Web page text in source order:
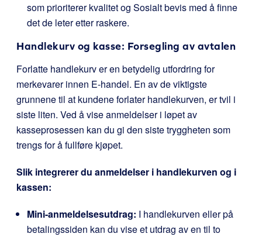
som prioriterer kvalitet og Sosialt bevis med å finne
det de leter etter raskere.
Handlekurv og kasse: Forsegling av avtalen
Forlatte handlekurv er en betydelig utfordring for
merkevarer innen E-handel. En av de viktigste
grunnene til at kundene forlater handlekurven, er tvil i
siste liten. Ved å vise anmeldelser i løpet av
kasseprosessen kan du gi den siste tryggheten som
trengs for å fullføre kjøpet.
Slik integrerer du anmeldelser i handlekurven og i
kassen:
Mini-anmeldelsesutdrag: I handlekurven eller på
betalingssiden kan du vise et utdrag av en til to